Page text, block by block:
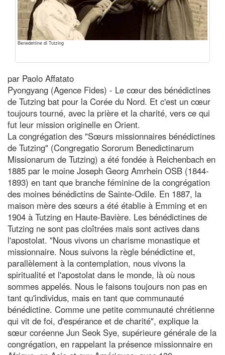
Benedettine di Tutzing
par Paolo Affatato
Pyongyang (Agence Fides) - Le cœur des bénédictines
de Tutzing bat pour la Corée du Nord. Et c'est un cœur
toujours tourné, avec la prière et la charité, vers ce qui
fut leur mission originelle en Orient.
La congrégation des "Sœurs missionnaires bénédictines
de Tutzing" (Congregatio Sororum Benedictinarum
Missionarum de Tutzing) a été fondée à Reichenbach en
1885 par le moine Joseph Georg Amrhein OSB (1844-
1893) en tant que branche féminine de la congrégation
des moines bénédictins de Sainte-Odile. En 1887, la
maison mère des sœurs a été établie à Emming et en
1904 à Tutzing en Haute-Bavière. Les bénédictines de
Tutzing ne sont pas cloîtrées mais sont actives dans
l'apostolat. "Nous vivons un charisme monastique et
missionnaire. Nous suivons la règle bénédictine et,
parallèlement à la contemplation, nous vivons la
spiritualité et l'apostolat dans le monde, là où nous
sommes appelés. Nous le faisons toujours non pas en
tant qu'individus, mais en tant que communauté
bénédictine. Comme une petite communauté chrétienne
qui vit de foi, d'espérance et de charité", explique la
sœur coréenne Jun Seok Sye, supérieure générale de la
congrégation, en rappelant la présence missionnaire en